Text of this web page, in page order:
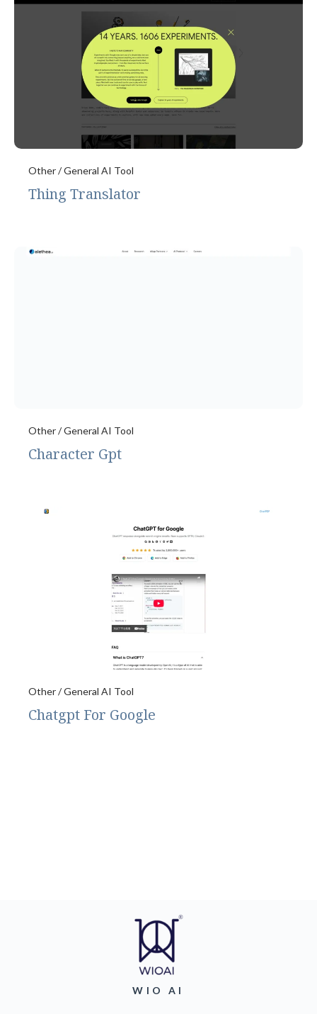
Other / General AI Tool
Thing Translator
Other / General AI Tool
Character Gpt
Other / General AI Tool
Chatgpt For Google
WIO AI